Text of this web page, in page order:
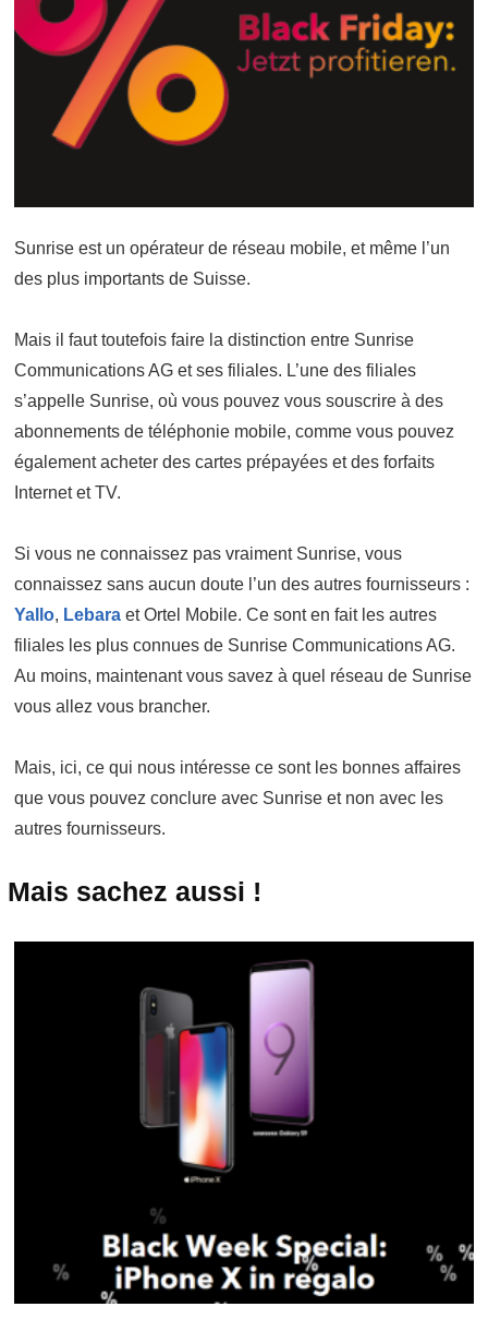
Sunrise est un opérateur de réseau mobile, et même l’un
des plus importants de Suisse.
Mais il faut toutefois faire la distinction entre Sunrise
Communications AG et ses filiales. L’une des filiales
s’appelle Sunrise, où vous pouvez vous souscrire à des
abonnements de téléphonie mobile, comme vous pouvez
également acheter des cartes prépayées et des forfaits
Internet et TV.
Si vous ne connaissez pas vraiment Sunrise, vous
connaissez sans aucun doute l’un des autres fournisseurs :
Yallo, Lebara et Ortel Mobile. Ce sont en fait les autres
filiales les plus connues de Sunrise Communications AG.
Au moins, maintenant vous savez à quel réseau de Sunrise
vous allez vous brancher.
Mais, ici, ce qui nous intéresse ce sont les bonnes affaires
que vous pouvez conclure avec Sunrise et non avec les
autres fournisseurs.
Mais sachez aussi !